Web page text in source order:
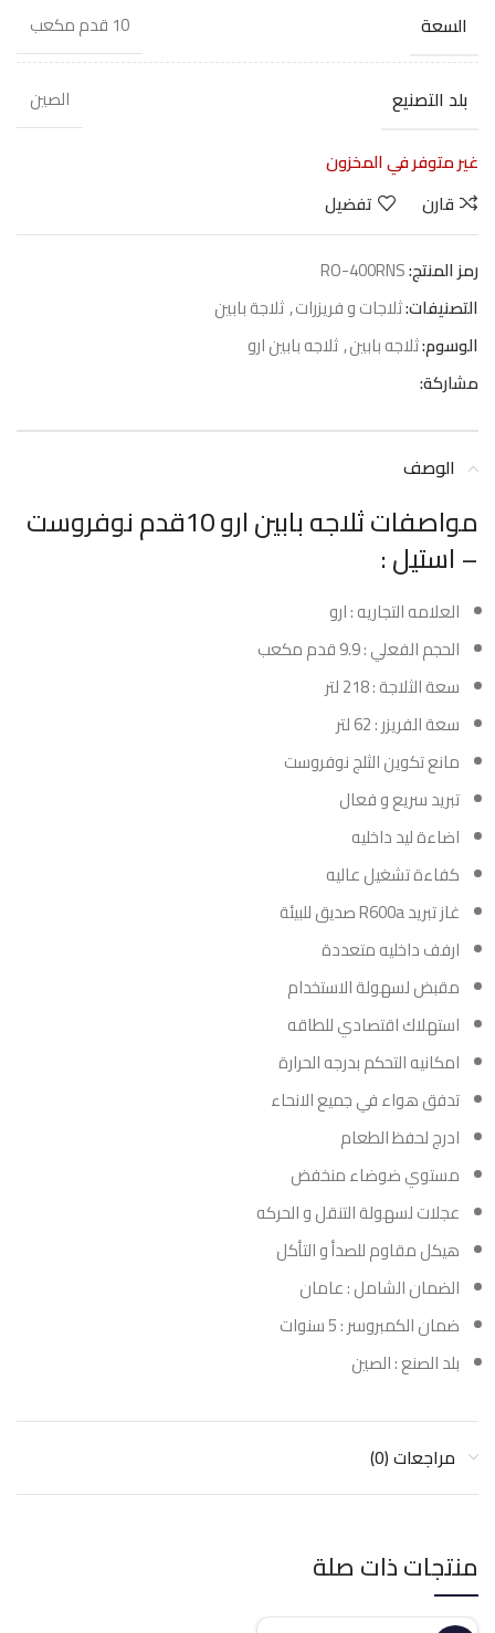
السعة 10 قدم مكعب
بلد التصنيع
الصين
غير متوفر في المخزون
قارن
تفضيل
رمز المنتج:RO-400RNS
التصنيفات:ثلاجات و فريزرات,ثلاجة بابين
الوسوم:ثلاجه بابين,ثلاجه بابين ارو
مشاركة:
الوصف
مواصفات ثلاجه بابين ارو 10قدم نوفروست
– استيل :
العلامه التجاريه : ارو
الحجم الفعلي : 9.9 قدم مكعب
سعة الثلاجة : 218 لتر
سعة الفريزر : 62 لتر
مانع تكوين الثلج نوفروست
تبريد سريع و فعال
اضاءة ليد داخليه
كفاءة تشغيل عاليه
غاز تبريد R600a صديق للبيئة
ارفف داخليه متعددة
مقبض لسهولة الاستخدام
استهلاك اقتصادي للطاقه
امكانيه التحكم بدرجه الحرارة
تدفق هواء في جميع الانحاء
ادرج لحفظ الطعام
مستوي ضوضاء منخفض
عجلات لسهولة التنقل و الحركه
هيكل مقاوم للصدأ و التأكل
الضمان الشامل : عامان
ضمان الكمبروسر : 5 سنوات
بلد الصنع : الصين
مراجعات (0)
منتجات ذات صلة